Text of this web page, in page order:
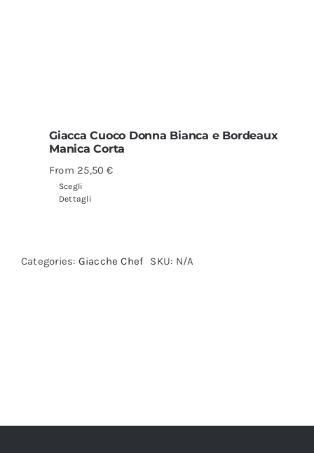
Giacca Cuoco Donna Bianca e Bordeaux
Manica Corta
From 25,50€
Scegli
Dettagli
Categories: Giacche Chef SKU: N/A